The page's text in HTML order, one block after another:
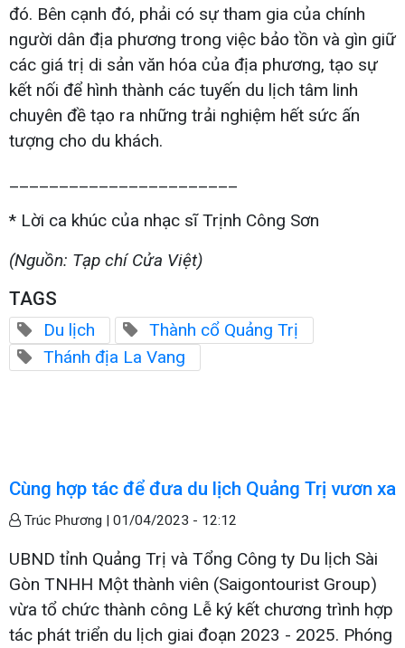
đó. Bên cạnh đó, phải có sự tham gia của chính
người dân địa phương trong việc bảo tồn và gìn giữ
các giá trị di sản văn hóa của địa phương, tạo sự
kết nối để hình thành các tuyến du lịch tâm linh
chuyên đề tạo ra những trải nghiệm hết sức ấn
tượng cho du khách.
* Lời ca khúc của nhạc sĩ Trịnh Công Sơn
(Nguồn: Tạp chí Cửa Việt)
TAGS
Du lịch
Thành cổ Quảng Trị
Thánh địa La Vang
Cùng hợp tác để đưa du lịch Quảng Trị vươn xa
Trúc Phương | 01/04/2023 - 12:12
UBND tỉnh Quảng Trị và Tổng Công ty Du lịch Sài
Gòn TNHH Một thành viên (Saigontourist Group)
vừa tổ chức thành công Lễ ký kết chương trình hợp
tác phát triển du lịch giai đoạn 2023 - 2025. Phóng